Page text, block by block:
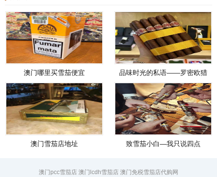
澳门哪里买雪茄便宜
品味时光的私语——罗密欧猎
人雪茄
澳门雪茄店地址 致雪茄小白—我只说四点
澳门pcc雪茄店 澳门lcdh雪茄店 澳门免税雪茄店代购网